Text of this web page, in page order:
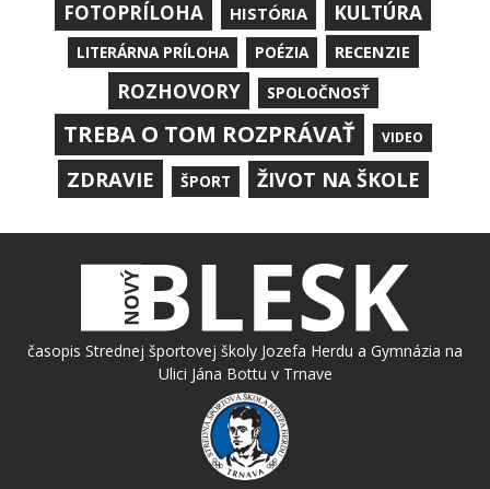
FOTOPRÍLOHA HISTÓRIA KULTÚRA
LITERÁRNA PRÍLOHA POÉZIA RECENZIE
ROZHOVORY SPOLOČNOSŤ
TREBA O TOM ROZPRÁVAŤ VIDEO
ZDRAVIE ŠPORT ŽIVOT NA ŠKOLE
časopis Strednej športovej školy Jozefa Herdu a Gymnázia na
Ulici Jána Bottu v Trnave